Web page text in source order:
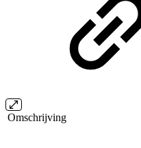
Omschrijving